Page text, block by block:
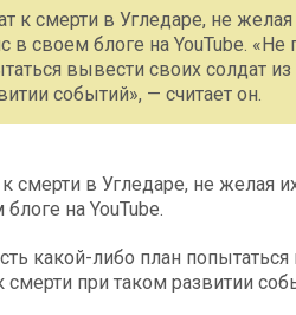
к смерти в Угледаре, не
в своем блоге на YouTube.
вывести своих солдат
событий», — считает он.
смерти в Угледаре, не желая
на YouTube.
какой-либо план
при таком развитии